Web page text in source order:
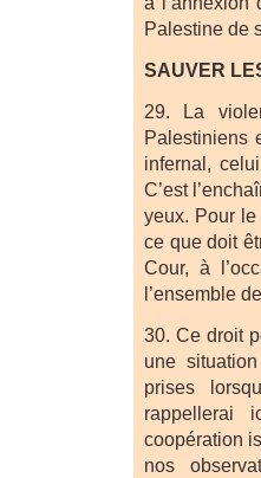
Palestine de
SAUVER
29. La
Palestiniens
infernal,
C’est
yeux. Pour
ce que doit
Cour, à
l’ensemble
30. Ce droit
une
prises
rappellerai
coopération
nos